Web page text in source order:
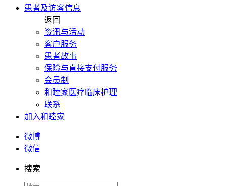
患者及访客信息
返回
资讯与活动
客户服务
患者故事
保险与直接支付服务
会员制
和睦家医疗临床护理
联系
加入和睦家
微博
微信
搜索